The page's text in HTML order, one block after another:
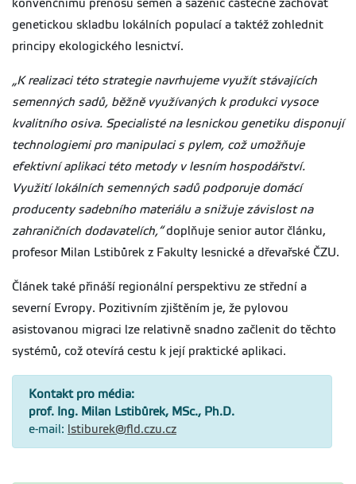
konvenčnímu přenosu semen a sazenic částečně zachovat
genetickou skladbu lokálních populací a taktéž zohlednit
principy ekologického lesnictví.
„K realizaci této strategie navrhujeme využít stávajících
semenných sadů, běžně využívaných k produkci vysoce
kvalitního osiva. Specialisté na lesnickou genetiku disponují
technologiemi pro manipulaci s pylem, což umožňuje
efektivní aplikaci této metody v lesním hospodářství.
Využití lokálních semenných sadů podporuje domácí
producenty sadebního materiálu a snižuje závislost na
zahraničních dodavatelích,“doplňuje senior autor článku,
profesor Milan Lstibůrek z Fakulty lesnické a dřevařské ČZU.
Článek také přináší regionální perspektivu ze střední a
severní Evropy. Pozitivním zjištěním je, že pylovou
asistovanou migraci lze relativně snadno začlenit do těchto
systémů, což otevírá cestu k její praktické aplikaci.
Kontakt pro média:
prof. Ing. Milan Lstibůrek, MSc., Ph.D.
e-mail: lstiburek@fld.czu.cz